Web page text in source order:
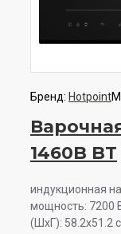
Бренд: Hotpoint
1460B BT
индукционная
мощность: 7200
(ШхГ): 58.2x51.2